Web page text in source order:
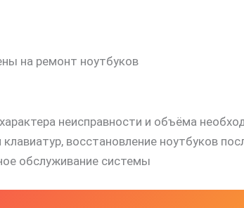
на ремонт ноутбуков
неисправности и объёма
восстановление ноутбуков
обслуживание системы